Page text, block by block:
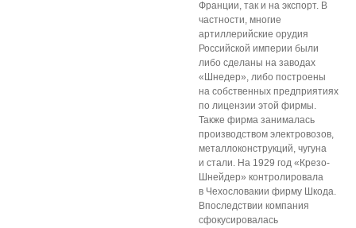
Франции, так и на экспорт. В
частности, многие
артиллерийские орудия
Российской империи были
либо сделаны на заводах
«Шнедер», либо построены
на собственных предприятиях
по лицензии этой фирмы.
Также фирма занималась
производством электровозов,
металлоконструкций, чугуна
и стали. На 1929 год «Крезо-
Шнейдер» контролировала
в Чехословакии фирму Шкода.
Впоследствии компания
сфокусировалась